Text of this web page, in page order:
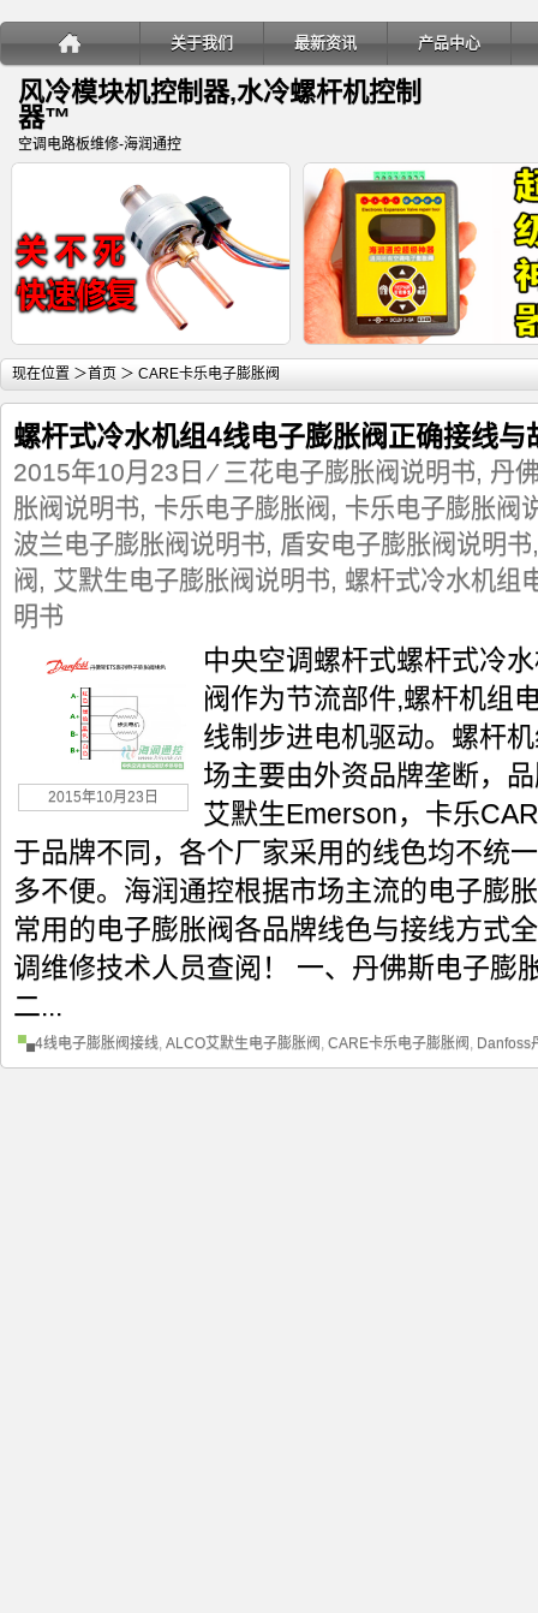
关于我们 最新资讯 产品中心
风冷模块机控制器,水冷螺杆机控制
器™
空调电路板维修-海润通控
详细内容
变频多联空调室内机电子膨胀阀关 海润通控超级神器-电子膨胀阀
现在位置 ＞首页 ＞ CARE卡乐电子膨胀阀
螺杆式冷水机组4线电子膨胀阀正确接线与
2015年10月23日 ⁄ 三花电子膨胀阀说明书, 丹
胀阀说明书, 卡乐电子膨胀阀 , 卡乐电子膨胀阀
波兰电子膨胀阀说明书, 盾安电子膨胀阀说明书
阀 , 艾默生电子膨胀阀说明书, 螺杆式冷水机组
明书
2015年10月23日
中央空调螺杆式螺杆式冷
阀作为节流部件,螺杆机组
线制步进电机驱动。螺杆
场主要由外资品牌垄断，
艾默生Emerson，卡乐
于品牌不同，各个厂家采用的线色均不统
多不便。海润通控根据市场主流的电子膨
常用的电子膨胀阀各品牌线色与接线方式
调维修技术人员查阅！ 一、丹佛斯电子膨
二...
4线电子膨胀阀接线, ALCO艾默生电子膨胀阀 , CARE卡乐电子膨胀阀 , Danfoss